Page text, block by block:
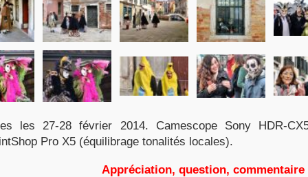
les 27-28 février 2014. Camescope Sony HDR-
Pro X5 (équilibrage tonalités locales).
Appréciation, question,